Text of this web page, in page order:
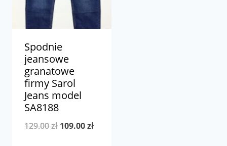
Spodnie
jeansowe
granatowe
firmy Sarol
Jeans model
SA8188
129.00zł Pierwotna
109.00złAktualna